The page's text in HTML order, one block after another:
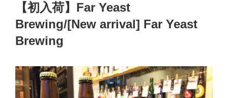
【初入荷】Far Yeast
Brewing/[New arrival] Far Yeast
Brewing